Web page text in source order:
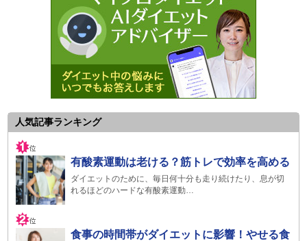
人気記事ランキング
有酸素運動は老ける？筋トレで効率を高める
ダイエットのために、毎日何十分も走り続けたり、息が切
れるほどのハードな有酸素運動…
食事の時間帯がダイエットに影響！やせる食